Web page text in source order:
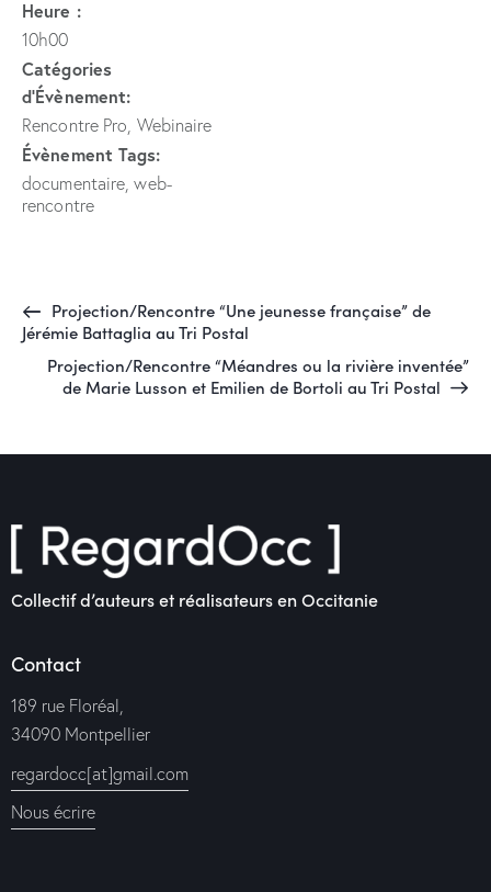
Heure :
10h00
Catégories
d’Évènement:
Rencontre Pro Webinaire
Évènement Tags:
documentaire ,web-
rencontre
Projection/Rencontre “Une jeunesse française” de
Jérémie Battaglia au Tri Postal
Projection/Rencontre “Méandres ou la rivière inventée”
de Marie Lusson et Emilien de Bortoli au Tri Postal
Collectif d’auteurs et réalisateurs en Occitanie
Contact
189 rue Floréal,
34090 Montpellier
regardocc[at]gmail.com
Nous écrire